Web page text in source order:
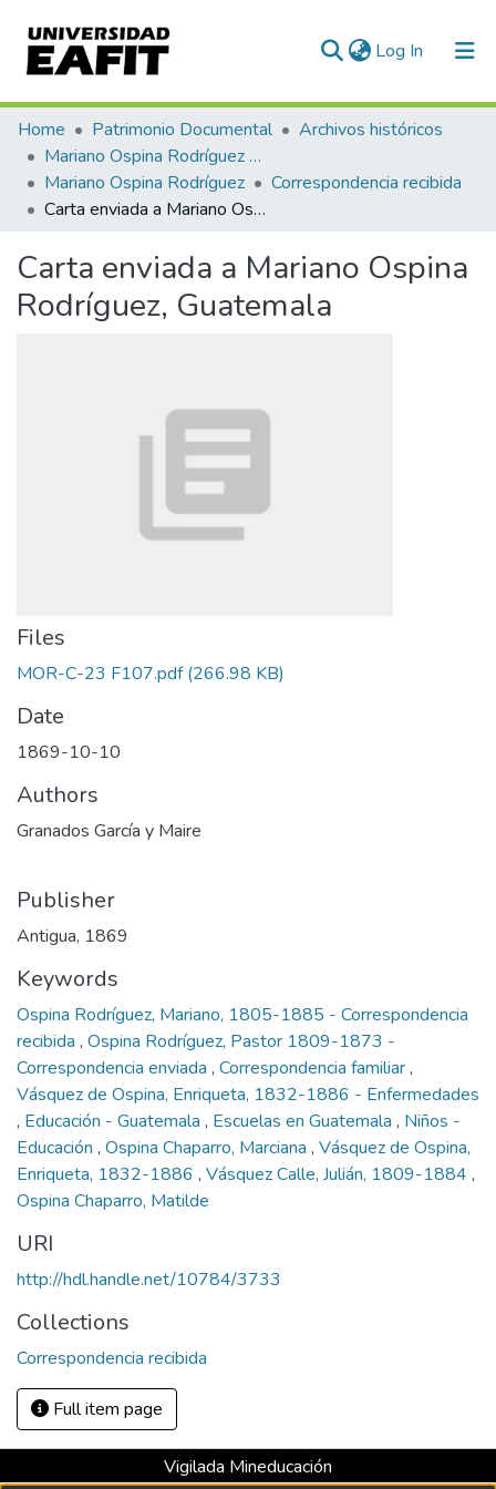
Log In (current)
Communities & Collections
All of DSpace
Statistics
Home Patrimonio Documental
Archivos históricos
Mariano Ospina Rodríguez (1826 -1912)
Mariano Ospina Rodríguez
Correspondencia recibida
Carta enviada a Mariano Ospina Rodríguez, Guatemala
Carta enviada a Mariano Ospina
Rodríguez, Guatemala
Files
MOR-C-23 F107.pdf(266.98 KB)
Date
1869-10-10
Authors
Granados García y Maire
Publisher
Antigua, 1869
Keywords
Ospina Rodríguez, Mariano, 1805-1885 - Correspondencia
recibida , Ospina Rodríguez, Pastor 1809-1873 -
Correspondencia enviada , Correspondencia familiar,
Vásquez de Ospina, Enriqueta, 1832-1886 - Enfermedades
, Educación - Guatemala , Escuelas en Guatemala , Niños -
Educación , Ospina Chaparro, Marciana , Vásquez de Ospina,
Enriqueta, 1832-1886 , Vásquez Calle, Julián, 1809-1884 ,
Ospina Chaparro, Matilde
URI
http://hdl.handle.net/10784/3733
Collections
Correspondencia recibida
Full item page
Vigilada Mineducación